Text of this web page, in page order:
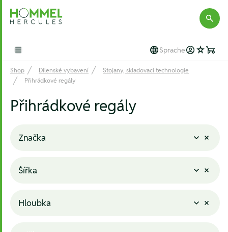
Hommel Hercules
Open main menu Sprache
Shop Dílenské vybavení
Stojany, skladovací technologie
Přihrádkové regály
Přihrádkové regály
Značka
Šířka
Hloubka